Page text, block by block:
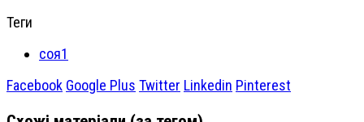
Теги
соя1
Facebook Google Plus Twitter Linkedin Pinterest